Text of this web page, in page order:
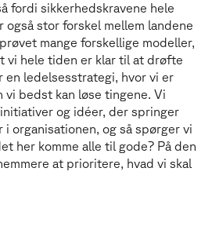
fordi sikkerhedskravene hele
stor forskel mellem landene
mange forskellige modeller,
vi hele tiden er klar til at drøfte
en ledelsesstrategi, hvor vi er
vi bedst kan løse tingene. Vi
og idéer, der springer
organisationen, og så spørger vi
her komme alle til gode? På den
at prioritere, hvad vi skal